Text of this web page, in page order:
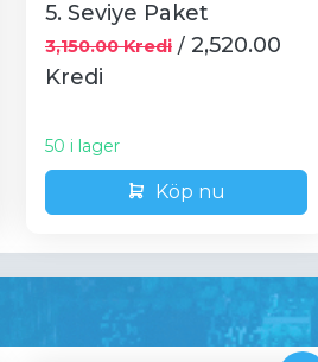
5. Seviye Paket
3,150.00 Kredi / 2,520.00
Kredi
50 i lager
Köp nu